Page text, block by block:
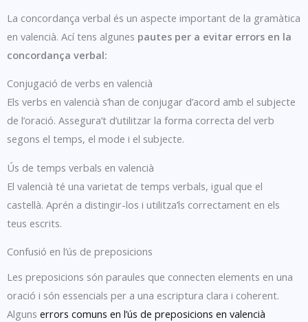
La concordança verbal és un aspecte important de la gramàtica
en valencià. Ací tens algunes pautes per a evitar errors en la
concordança verbal:
Conjugació de verbs en valencià
Els verbs en valencià s’han de conjugar d’acord amb el subjecte
de l’oració. Assegura’t d’utilitzar la forma correcta del verb
segons el temps, el mode i el subjecte.
Ús de temps verbals en valencià
El valencià té una varietat de temps verbals, igual que el
castellà. Aprén a distingir-los i utilitza’ls correctament en els
teus escrits.
Confusió en l’ús de preposicions
Les preposicions són paraules que connecten elements en una
oració i són essencials per a una escriptura clara i coherent.
Alguns errors comuns en l’ús de preposicions en valencià